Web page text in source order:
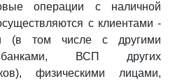
операции с наличной
с клиентами -
(в том числе с другими
банками, ВСП других
физическими лицами,